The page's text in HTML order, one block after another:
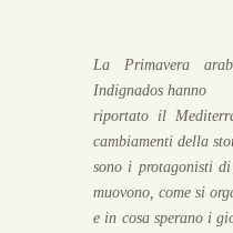
La Primavera
Indignados hanno
riportato il
cambiamenti della
sono i protagonisti
muovono, come si
e in cosa sperano i